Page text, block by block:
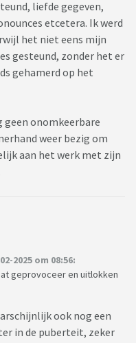
en discourt en andere
queer. En we hebben
in diens geval waar je
in de wet, de
kopen, de
veel meer mogelijk
En het lijkt erop dat ie
waar die ook vrij
pas toen die een
experimenteren met
voren. Diens hele
is komt het er in
liefde gegeven,
etcetera. Ik werd
het niet eens mijn
gesteund, zonder het er
gehamerd op het
geen onomkeerbare
weer bezig om
aan het werk met zijn
2025 om 08:56:
geprovoceer en uitlokken
ook nog een
in de puberteit, zeker